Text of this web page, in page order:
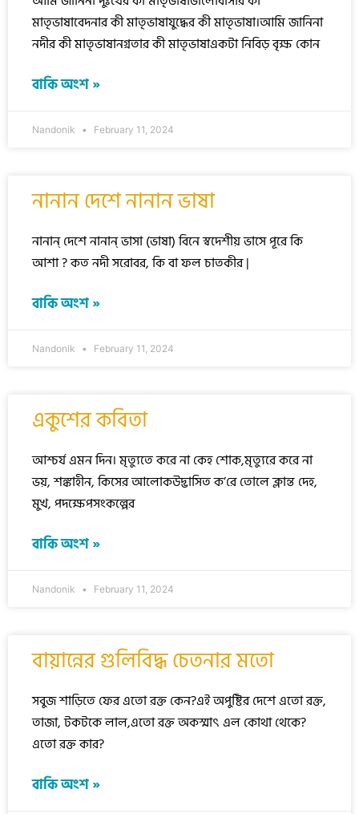
মাতৃভাষাবেদনার কী মাতৃভাষাযুদ্ধের কী মাতৃভাষা।আমি জানিনা
নদীর কী মাতৃভাষানগ্নতার কী মাতৃভাষাএকটা নিবিড় বৃক্ষ কোন
বাকি অংশ »
Nandonik February 11, 2024
নানান দেশে নানান ভাষা
নানান্ দেশে নানান্ ভাসা (ভাষা) বিনে স্বদেশীয় ভাসে পূরে কি
আশা ? কত নদী সরোবর, কি বা ফল চাতকীর |
বাকি অংশ »
Nandonik February 11, 2024
একুশের কবিতা
আশ্চর্য এমন দিন। মৃত্যুতে করে না কেহ শোক,মৃত্যুরে করে না
ভয়, শঙ্কাহীন, কিসের আলোকউদ্ভাসিত ক’রে তোলে ক্লান্ত দেহ,
মুখ, পদক্ষেপসংকল্পের
বাকি অংশ »
Nandonik February 11, 2024
বায়ান্নের গুলিবিদ্ধ চেতনার মতো
সবুজ শাড়িতে ফের এতো রক্ত কেন?এই অপুষ্টির দেশে এতো রক্ত,
তাজা, টকটকে লাল,এতো রক্ত অকস্মাৎ এল কোথা থেকে?
এতো রক্ত কার?
বাকি অংশ »